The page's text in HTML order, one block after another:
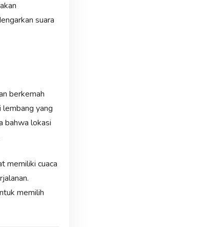
suara
berkemah
yang
bahwa lokasi
memiliki cuaca
memilih